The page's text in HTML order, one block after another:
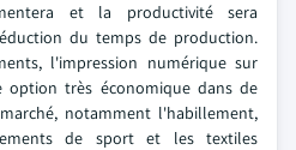
et la productivité sera
du temps de production.
l'impression numérique sur
option très économique dans de
notamment l'habillement,
de sport et les textiles